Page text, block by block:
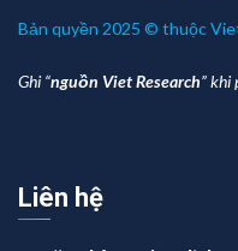
Bản quyền 2025 © thuộc
Ghi “nguồn Viet Research” khi
Liên hệ